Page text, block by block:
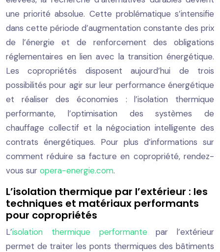
une priorité absolue. Cette problématique s’intensifie
dans cette période d’augmentation constante des prix
de l’énergie et de renforcement des obligations
réglementaires en lien avec la transition énergétique.
Les copropriétés disposent aujourd’hui de trois
possibilités pour agir sur leur performance énergétique
et réaliser des économies : l’isolation thermique
performante, l’optimisation des systèmes de
chauffage collectif et la négociation intelligente des
contrats énergétiques. Pour plus d’informations sur
comment réduire sa facture en copropriété, rendez-
vous sur opera-energie.com.
L’isolation thermique par l’extérieur : les
techniques et matériaux performants
pour copropriétés
L’isolation thermique performantepar l’extérieur
permet de traiter les ponts thermiques des bâtiments